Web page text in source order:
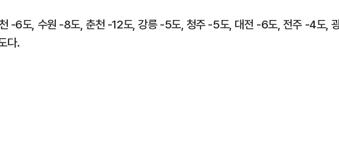
-6도, 수원 -8도, 춘천 -12도, 강릉 -5도, 청주 -5도, 대전 -6도, 전주 -4도,
다.